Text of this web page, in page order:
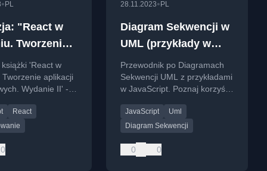
• PL
"React w
Tworzenie
II"
'React w
Tworzenie aplikacji
Wydanie II' -
przydatności dla
React.
React
0
28.11.2023• PL
Diagram Sekwencji w
UML (przykłady w
JavaScript)
Przewodnik po Diagramach
Sekwencji UML z przykładami
w JavaScript. Poznaj korzyści,
zastosowania w
projektowaniu
JavaScript
Uml
Diagram Sekwencji
0 0